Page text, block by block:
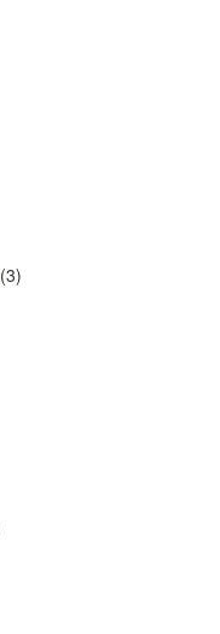
(3)